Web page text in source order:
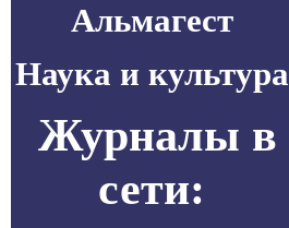
Альмагест
Наука и культура
Журналы в
сети: